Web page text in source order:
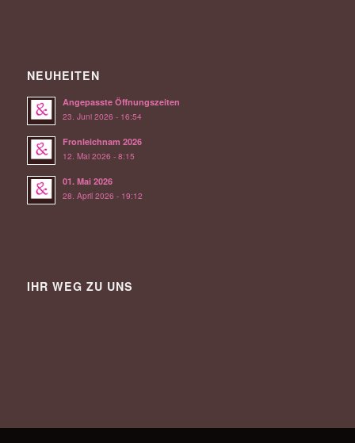
NEUHEITEN
Angepasste Öffnungszeiten
23. Juni 2026 - 16:54
Fronleichnam 2026
12. Mai 2026 - 8:15
01. Mai 2026
28. April 2026 - 19:12
IHR WEG ZU UNS